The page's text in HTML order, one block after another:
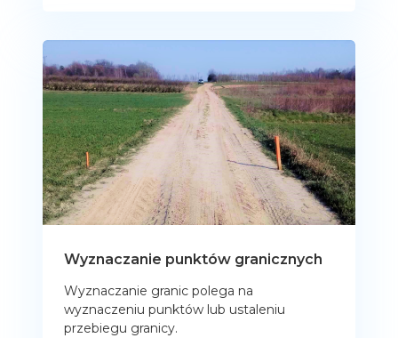
Wyznaczanie punktów granicznych
Wyznaczanie granic polega na
wyznaczeniu punktów lub ustaleniu
przebiegu granicy.